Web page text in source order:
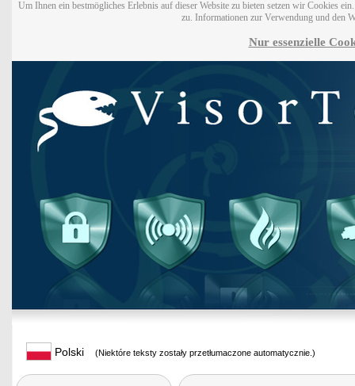
Um Ihnen ein bestmögliches Erlebnis auf dieser Website zu bieten setzen wir Cookies
zu. Informationen zur Verwendung und den
Nur essenzielle
Polski (Niektóre teksty zostały przetłumaczone automatycznie.)